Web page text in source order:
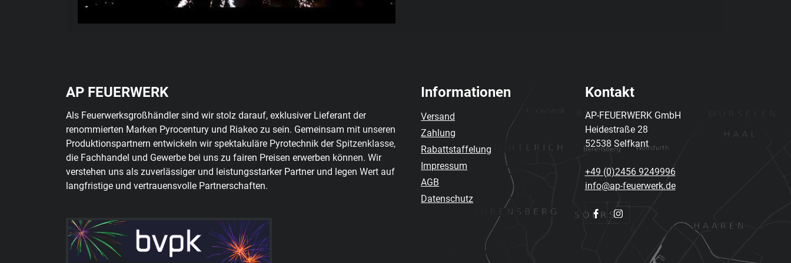
AP FEUERWERK
Als Feuerwerksgroßhändler sind wir stolz darauf, exklusiver Lieferant der
renommierten Marken Pyrocentury und Riakeo zu sein. Gemeinsam mit unseren
Produktionspartnern entwickeln wir spektakuläre Pyrotechnik der Spitzenklasse,
die Fachhandel und Gewerbe bei uns zu fairen Preisen erwerben können. Wir
verstehen uns als zuverlässiger und leistungsstarker Partner und legen Wert auf
langfristige und vertrauensvolle Partnerschaften.
Informationen
Versand
Zahlung
Rabattstaffelung
Impressum
AGB
Datenschutz
Kontakt
AP-FEUERWERK GmbH
Heidestraße 28
52538 Selfkant
+49 (0)2456 9249996
info@ap-feuerwerk.de